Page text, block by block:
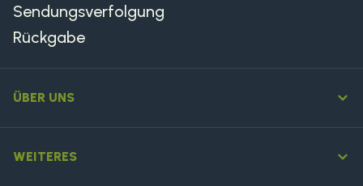
Sendungsverfolgung
Rückgabe
ÜBER UNS
WEITERES